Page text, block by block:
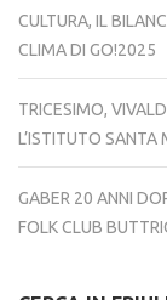
CULTURA, IL
CLIMA DI GO!2025
TRICESIMO,
L’ISTITUTO SANTA
GABER 20 ANNI
FOLK CLUB